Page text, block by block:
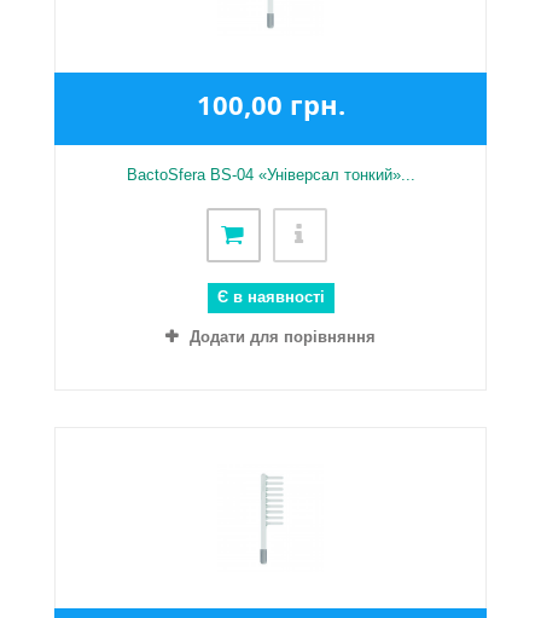
100,00 грн.
BactoSfera BS-04 «Універсал тонкий»...
Є в наявності
Додати для порівняння